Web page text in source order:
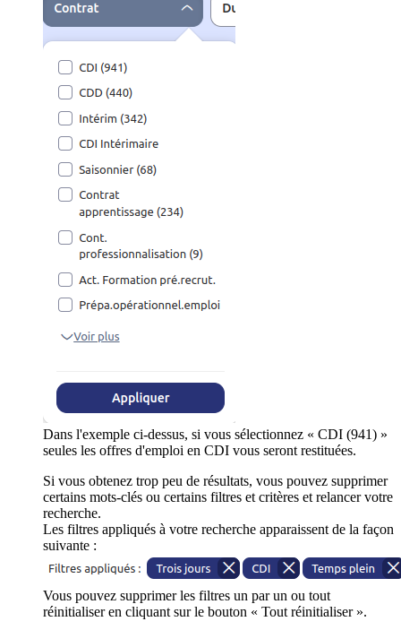
Dans l'exemple ci-dessus, si vous sélectionnez « CDI (941) »
seules les offres d'emploi en CDI vous seront restituées.
Si vous obtenez trop peu de résultats, vous pouvez supprimer
certains mots-clés ou certains filtres et critères et relancer votre
recherche.
Les filtres appliqués à votre recherche apparaissent de la façon
suivante :
Vous pouvez supprimer les filtres un par un ou tout
réinitialiser en cliquant sur le bouton « Tout réinitialiser ».